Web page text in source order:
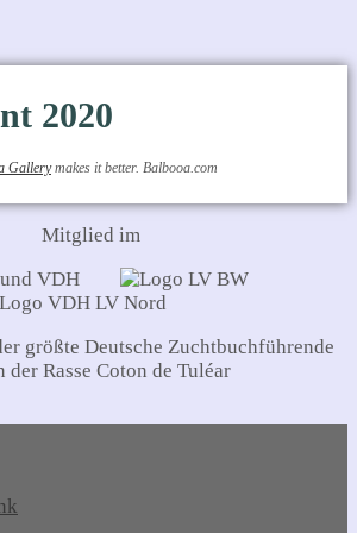
2020
Gallerymakes it better. Balbooa.com
Mitglied im
größte Deutsche Zuchtbuchführende
der Rasse Coton de Tuléar